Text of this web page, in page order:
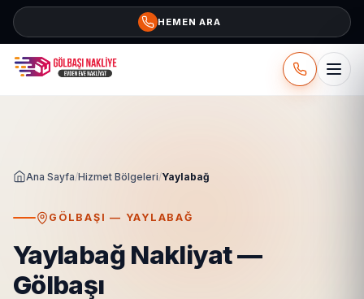
İçeriğe geç
HEMEN ARA
Ana Sayfa/Hizmet Bölgeleri/Yaylabağ
GÖLBAŞI — YAYLABAĞ
Yaylabağ Nakliyat —
Gölbaşı